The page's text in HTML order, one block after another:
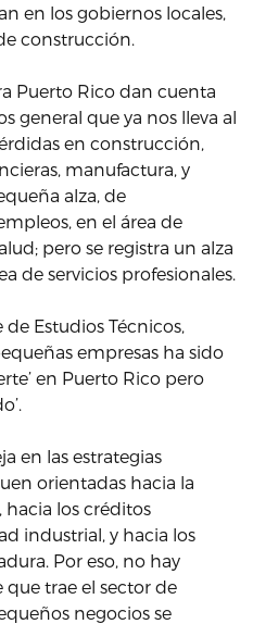
en los gobiernos locales,
construcción.
Puerto Rico dan cuenta
general que ya nos lleva al
en construcción,
manufactura, y
alza, de
en el área de
pero se registra un alza
de servicios profesionales.
Estudios Técnicos,
empresas ha sido
en Puerto Rico pero
en las estrategias
orientadas hacia la
los créditos
industrial, y hacia los
Por eso, no hay
trae el sector de
negocios se